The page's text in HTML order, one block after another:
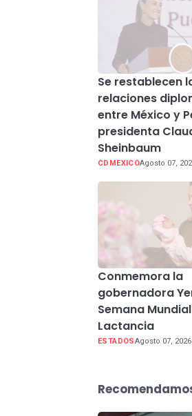
Se restablecen
relaciones
entre México y
presidenta
Sheinbaum
CDMEXICOAgosto 07,
Conmemora la
gobernadora
Semana
Lactancia
ESTADOSAgosto 07, 2026